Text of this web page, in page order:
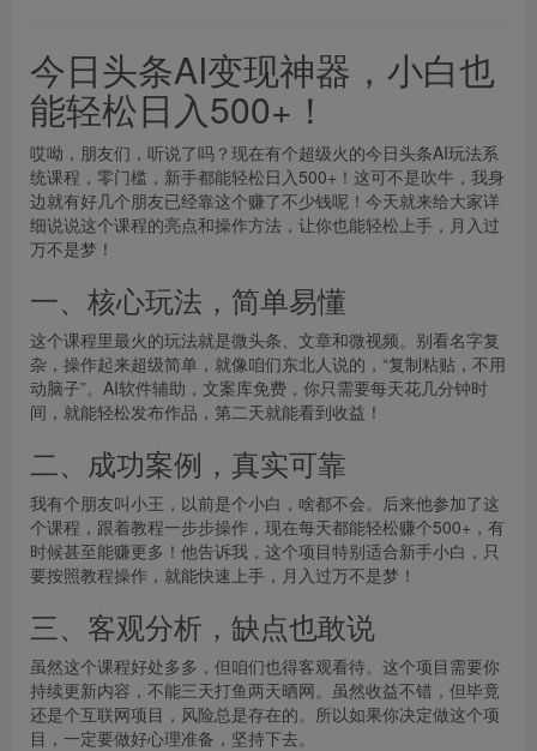
今日头条AI变现神器，小白也
能轻松日入500+！
哎呦，朋友们，听说了吗？现在有个超级火的今日头条AI玩法系
统课程，零门槛，新手都能轻松日入500+！这可不是吹牛，我身
边就有好几个朋友已经靠这个赚了不少钱呢！今天就来给大家详
细说说这个课程的亮点和操作方法，让你也能轻松上手，月入过
万不是梦！
一、核心玩法，简单易懂
这个课程里最火的玩法就是微头条、文章和微视频。别看名字复
杂，操作起来超级简单，就像咱们东北人说的，“复制粘贴，不用
动脑子”。AI软件辅助，文案库免费，你只需要每天花几分钟时
间，就能轻松发布作品，第二天就能看到收益！
二、成功案例，真实可靠
我有个朋友叫小王，以前是个小白，啥都不会。后来他参加了这
个课程，跟着教程一步步操作，现在每天都能轻松赚个500+，有
时候甚至能赚更多！他告诉我，这个项目特别适合新手小白，只
要按照教程操作，就能快速上手，月入过万不是梦！
三、客观分析，缺点也敢说
虽然这个课程好处多多，但咱们也得客观看待。这个项目需要你
持续更新内容，不能三天打鱼两天晒网。虽然收益不错，但毕竟
还是个互联网项目，风险总是存在的。所以如果你决定做这个项
目，一定要做好心理准备，坚持下去。